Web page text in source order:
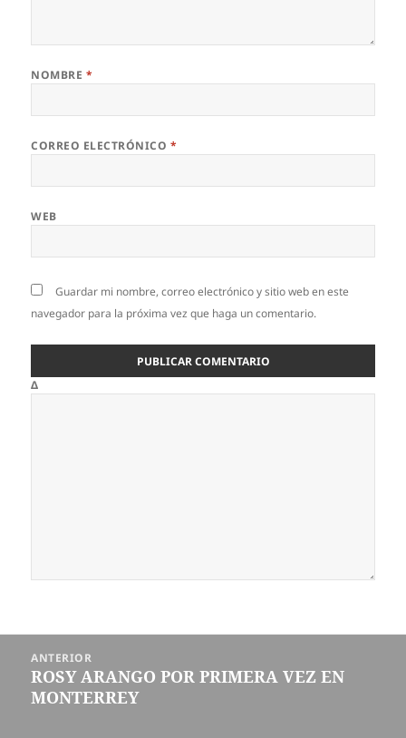
NOMBRE *
CORREO ELECTRÓNICO *
WEB
Guardar mi nombre, correo electrónico y sitio web en este
navegador para la próxima vez que haga un comentario.
Δ
entradas
ANTERIOR
Entrada
anterior:
ROSY ARANGO POR PRIMERA VEZ EN
MONTERREY